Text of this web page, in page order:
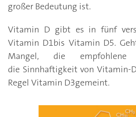
großer Bedeutung ist.
Vitamin D gibt es in fünf
Vitamin D1bis Vitamin D5.
Mangel, die empfohlene
die Sinnhaftigkeit von Vitamin-
Regel Vitamin D3gemeint.